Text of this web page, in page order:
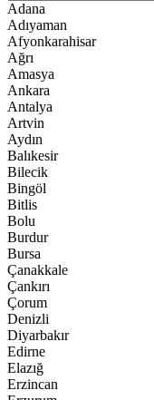
Adana
Adıyaman
Afyonkarahisar
Ağrı
Amasya
Ankara
Antalya
Artvin
Aydın
Balıkesir
Bilecik
Bingöl
Bitlis
Bolu
Burdur
Bursa
Çanakkale
Çankırı
Çorum
Denizli
Diyarbakır
Edirne
Elazığ
Erzincan